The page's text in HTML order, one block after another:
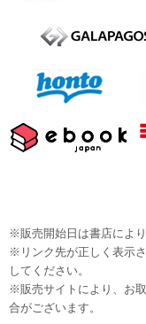
※販売開始日は書店により
※リンク先が正しく表示
してください。
※販売サイトにより、お
合がございます。